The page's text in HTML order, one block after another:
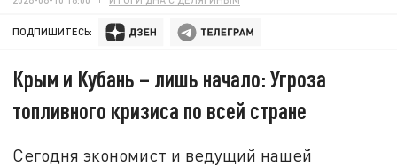
ПОДПИШИТЕСЬ:
Крым и Кубань – лишь начало: Угроза
топливного кризиса по всей стране
Сегодня экономист и ведущий нашей